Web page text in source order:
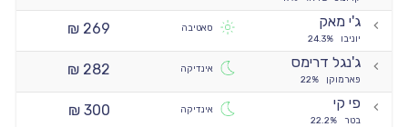
ג'י מאק
יוניבו 24.3%
סאטיבה
269 ₪
ג'נגל דרימס
פארמוקן 22%
אינדיקה
282 ₪
פי קי
בטר 22.2%
אינדיקה
300 ₪